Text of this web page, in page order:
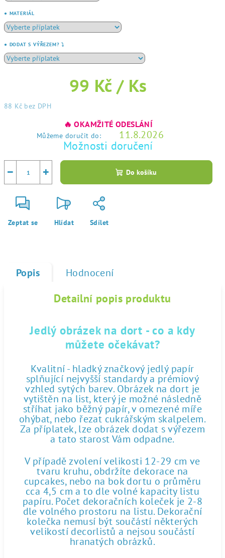
● MATERIÁL
● DODAT S VÝŘEZEM? ⤵️
99 Kč / Ks
88 Kč bez DPH
🔥 OKAMŽITÉ ODESLÁNÍ
Můžeme doručit do: 11.8.2026
Možnosti doručení
+
− Do košíku
Zeptat se Hlídat Sdílet
Popis Hodnocení
Detailní popis produktu
Jedlý obrázek na dort - co a kdy
můžete očekávat?
Kvalitní - hladký značkový jedlý papír
splňující nejvyšší standardy a prémiový
vzhled sytých barev. Obrázek na dort je
vytištěn na list, který je možné následně
stříhat jako běžný papír, v omezené míře
ohýbat, nebo řezat cukrářským skalpelem.
Za příplatek, lze obrázek dodat s výřezem
a tato starost Vám odpadne.
V případě zvolení velikosti 12-29 cm ve
tvaru kruhu, obdržíte dekorace na
cupcakes, nebo na bok dortu o průměru
cca 4,5 cm a to dle volné kapacity listu
papíru. Počet dekoračních koleček je 2-8
dle volného prostoru na listu. Dekorační
kolečka nemusí být součástí některých
velikostí decorlistů a nejsou součástí
hranatých obrázků.